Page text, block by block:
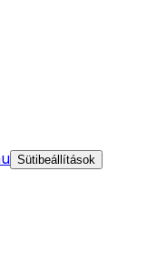
Sütibeállítások